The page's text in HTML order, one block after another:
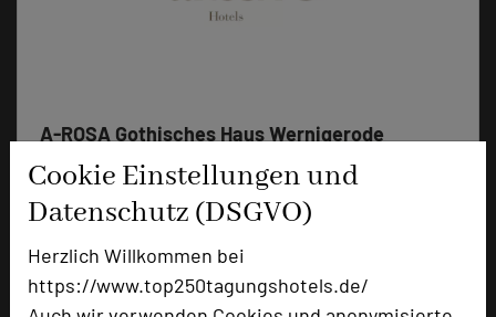
Cookie Einstellungen und
Datenschutz (DSGVO)
Herzlich Willkommen bei
https://www.top250tagungshotels.de/
A-ROSA Gothisches Haus Wernigerode
Marktplatz 2
38855 Wernigerode
phone +49 3943 6750
mail Email
language Homepage